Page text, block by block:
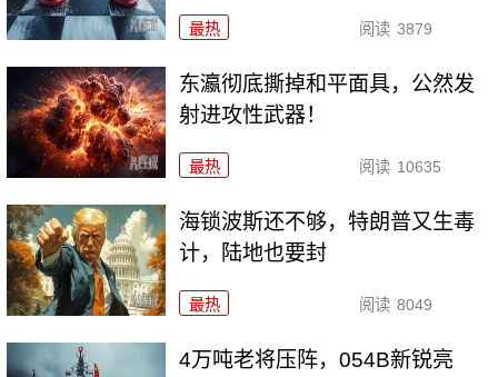
最热 阅读 3879
东瀛彻底撕掉和平面具，公然发
射进攻性武器！
最热 阅读 10635
海锁波斯还不够，特朗普又生毒
计，陆地也要封
最热 阅读 8049
4万吨老将压阵，054B新锐亮